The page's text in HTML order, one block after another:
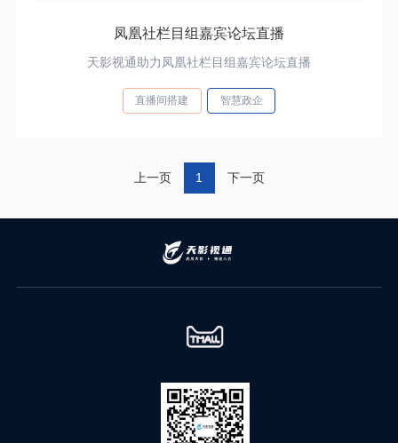
凤凰社栏目组嘉宾论坛直播
天影视通助力凤凰社栏目组嘉宾论坛直播
直播间搭建 智慧政企
上一页 1 下一页